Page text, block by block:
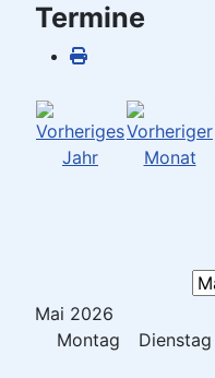
Termine
Mai 2026
Montag
Dienstag